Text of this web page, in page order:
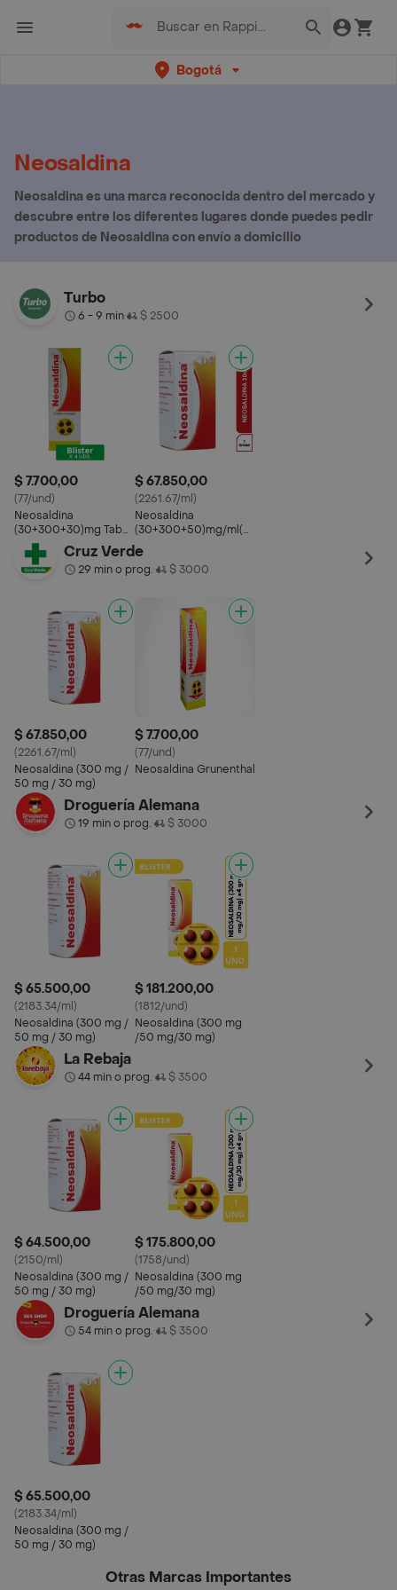
Bogotá
Neosaldina
Neosaldina es una marca reconocida dentro del mercado y
descubre entre los diferentes lugares donde puedes pedir
productos de Neosaldina con envío a domicilio
Turbo
6 - 9 min• $ 2500
$ 7.700,00
(77/und)
Neosaldina
(30+300+30)mg Tab
Rec Blister X 4
$ 67.850,00
(2261.67/ml)
Neosaldina
(30+300+50)mg/ml(3+30+5)%
Cruz Verde
29 min o prog.• $ 3000
$ 67.850,00
(2261.67/ml)
Neosaldina (300 mg /
50 mg / 30 mg)
$ 7.700,00
(77/und)
Neosaldina Grunenthal
Droguería Alemana
19 min o prog.• $ 3000
$ 65.500,00
(2183.34/ml)
Neosaldina (300 mg /
50 mg / 30 mg)
$ 181.200,00
(1812/und)
Neosaldina (300 mg
/50 mg/30 mg)
La Rebaja
44 min o prog.• $ 3500
$ 64.500,00
(2150/ml)
Neosaldina (300 mg /
50 mg / 30 mg)
$ 175.800,00
(1758/und)
Neosaldina (300 mg
/50 mg/30 mg)
Droguería Alemana
54 min o prog.• $ 3500
$ 65.500,00
(2183.34/ml)
Neosaldina (300 mg /
50 mg / 30 mg)
Otras Marcas Importantes